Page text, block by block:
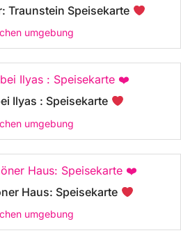
Traunstein Speisekarte
umgebung
Ilyas : Speisekarte
umgebung
Haus: Speisekarte
umgebung